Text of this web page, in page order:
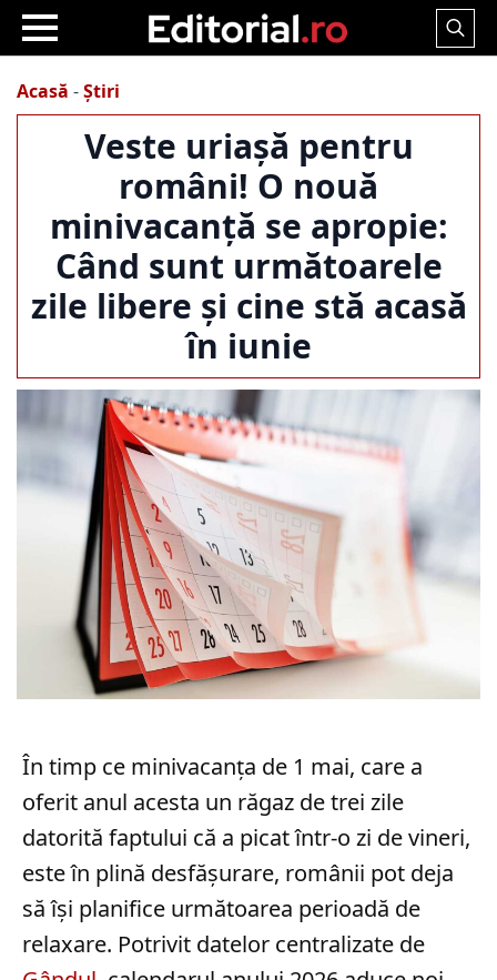
Search
Acasă -Știri
Veste uriașă pentru
români! O nouă
minivacanță se apropie:
Când sunt următoarele
zile libere și cine stă acasă
în iunie
În timp ce minivacanța de 1 mai, care a
oferit anul acesta un răgaz de trei zile
datorită faptului că a picat într-o zi de vineri,
este în plină desfășurare, românii pot deja
să își planifice următoarea perioadă de
relaxare. Potrivit datelor centralizate de